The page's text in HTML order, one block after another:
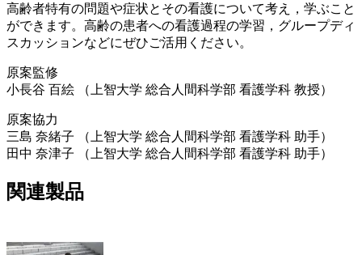
高齢者特有の問題や症状とその看護について考え，学ぶこと
ができます。高齢の患者への看護過程の学習，グループディ
スカッションなどにぜひご活用ください。
原案監修
小長谷 百絵 （上智大学 総合人間科学部 看護学科 教授）
原案協力
三島 奈緒子 （上智大学 総合人間科学部 看護学科 助手）
田中 奈津子 （上智大学 総合人間科学部 看護学科 助手）
関連製品